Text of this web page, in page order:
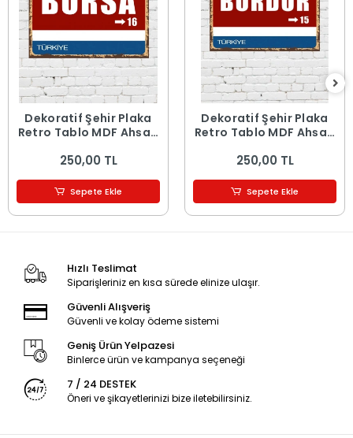
Dekoratif Şehir Plaka
Retro Tablo MDF Ahşap
250,00 TL
Sepete Ekle
Dekoratif Şehir Plaka
Retro Tablo MDF Ahşap
250,00 TL
Sepete Ekle
Hızlı Teslimat
Siparişleriniz en kısa sürede elinize ulaşır.
Güvenli Alışveriş
Güvenli ve kolay ödeme sistemi
Geniş Ürün Yelpazesi
Binlerce ürün ve kampanya seçeneği
7 / 24 DESTEK
Öneri ve şikayetlerinizi bize iletebilirsiniz.